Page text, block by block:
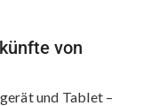
von
und Tablet –